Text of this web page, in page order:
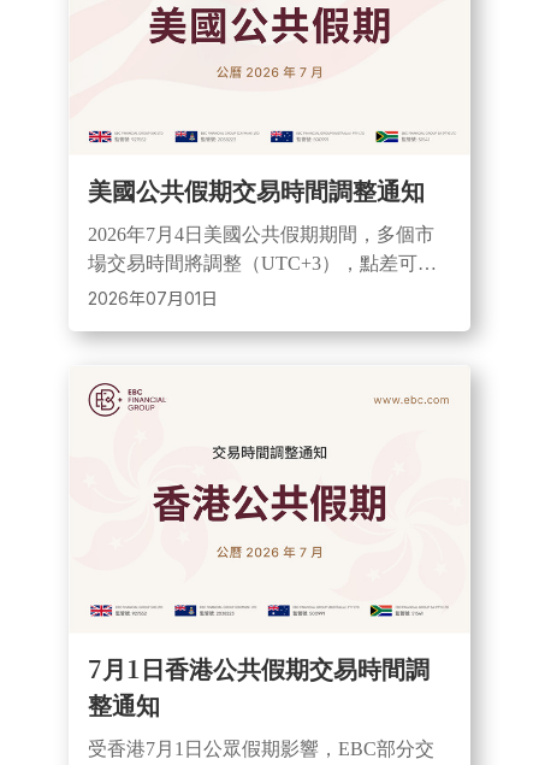
美國公共假期交易時間調整通知
2026年7月4日美國公共假期期間，多個市
場交易時間將調整（UTC+3），點差可能
擴大且流動性下降。投資者需留意市場波
2026年07月01日
7月1日香港公共假期交易時間調
整通知
受香港7月1日公眾假期影響，EBC部分交